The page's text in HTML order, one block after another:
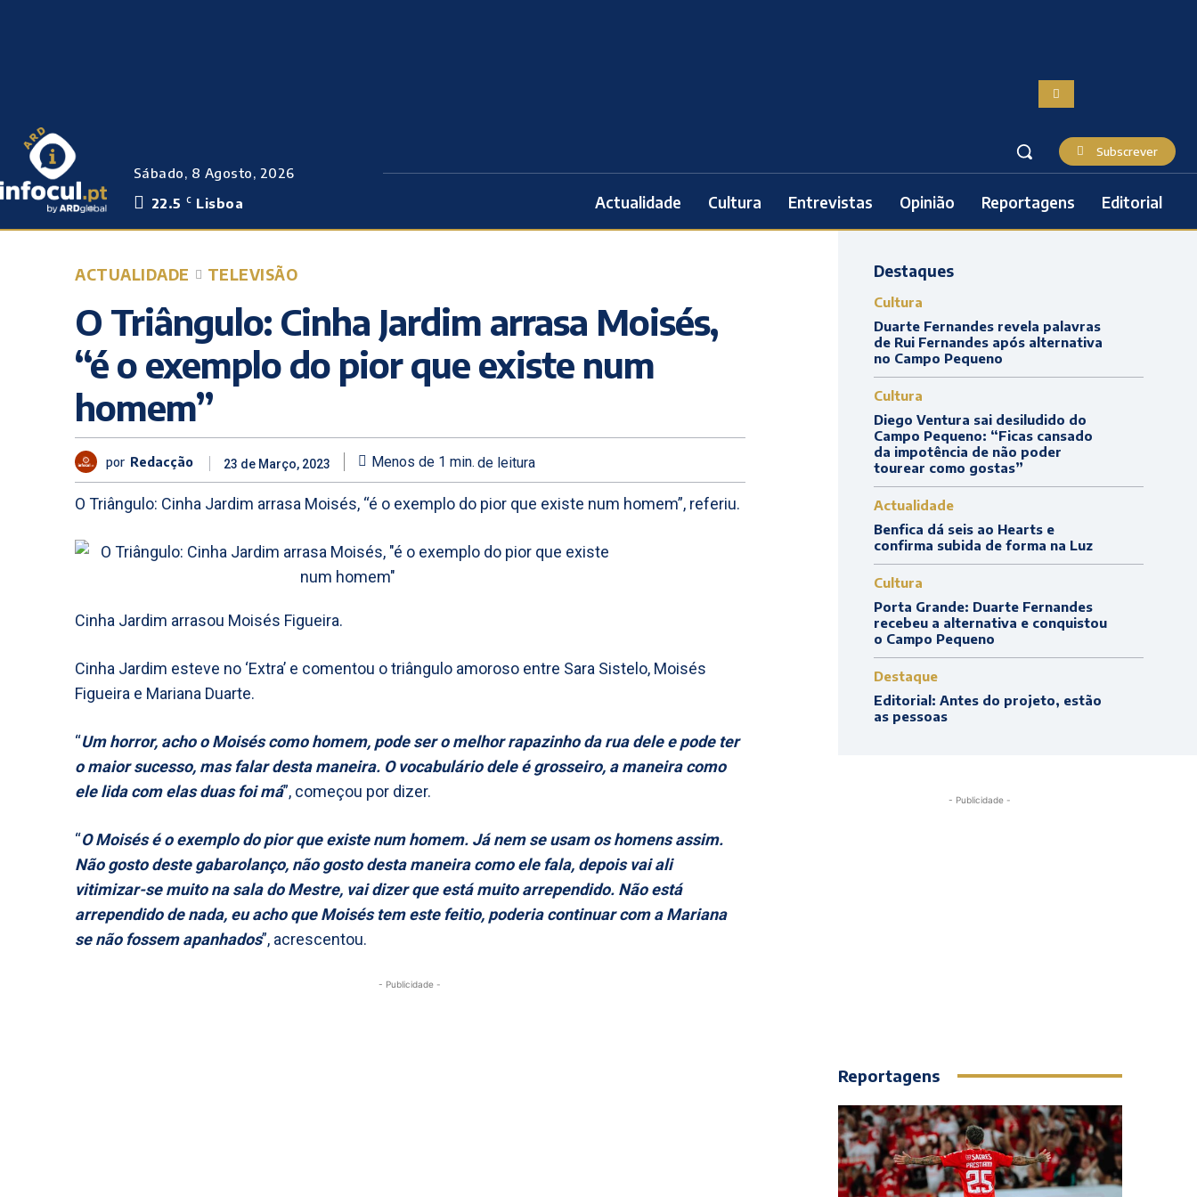
Sábado, 8 Agosto, 2026
22.5
C Lisboa
Subscrever
Actualidade Cultura Entrevistas Opinião Reportagens Editorial
ACTUALIDADE TELEVISÃO
O Triângulo: Cinha Jardim arrasa Moisés,
“é o exemplo do pior que existe num
homem”
por Redacção 23 de Março, 2023 Menos de 1 min. de leitura
O Triângulo: Cinha Jardim arrasa Moisés, “é o exemplo do pior que existe num homem”, referiu.
Cinha Jardim arrasou Moisés Figueira.
Cinha Jardim esteve no ‘Extra’ e comentou o triângulo amoroso entre Sara Sistelo, Moisés
Figueira e Mariana Duarte.
“Um horror, acho o Moisés como homem, pode ser o melhor rapazinho da rua dele e pode ter
o maior sucesso, mas falar desta maneira. O vocabulário dele é grosseiro, a maneira como
ele lida com elas duas foi má”, começou por dizer.
“O Moisés é o exemplo do pior que existe num homem. Já nem se usam os homens assim.
Não gosto deste gabarolanço, não gosto desta maneira como ele fala, depois vai ali
vitimizar-se muito na sala do Mestre, vai dizer que está muito arrependido. Não está
arrependido de nada, eu acho que Moisés tem este feitio, poderia continuar com a Mariana
se não fossem apanhados”, acrescentou.
- Publicidade -
Destaques
Cultura
Duarte Fernandes revela palavras
de Rui Fernandes após alternativa
no Campo Pequeno
Cultura
Diego Ventura sai desiludido do
Campo Pequeno: “Ficas cansado
da impotência de não poder
tourear como gostas”
Actualidade
Benfica dá seis ao Hearts e
confirma subida de forma na Luz
Cultura
Porta Grande: Duarte Fernandes
recebeu a alternativa e conquistou
o Campo Pequeno
Destaque
Editorial: Antes do projeto, estão
as pessoas
- Publicidade -
Reportagens